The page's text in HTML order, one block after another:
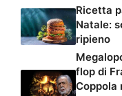
Ricetta
Natale:
ripieno
flop di
Coppola